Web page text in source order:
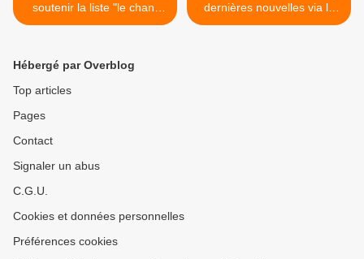
soutenir la liste "le chant
des possibles"
dernières nouvelles via la
FUB ... >
Hébergé par Overblog
Top articles
Pages
Contact
Signaler un abus
C.G.U.
Cookies et données personnelles
Préférences cookies